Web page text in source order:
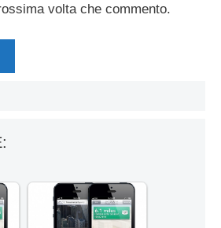
volta che commento.